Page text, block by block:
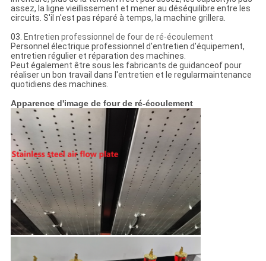
assez, la ligne vieillissement et mener au déséquilibre entre les
circuits. S'il n'est pas réparé à temps, la machine grillera.
03. Entretien professionnel de four de ré-écoulement
Personnel électrique professionnel d'entretien d'équipement,
entretien régulier et réparation des machines.
Peut également être sous les fabricants de guidanceof pour
réaliser un bon travail dans l'entretien et le regularmaintenance
quotidiens des machines.
Apparence d'image de four de ré-écoulement